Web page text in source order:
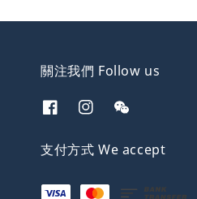
關注我們 Follow us
支付方式 We accept